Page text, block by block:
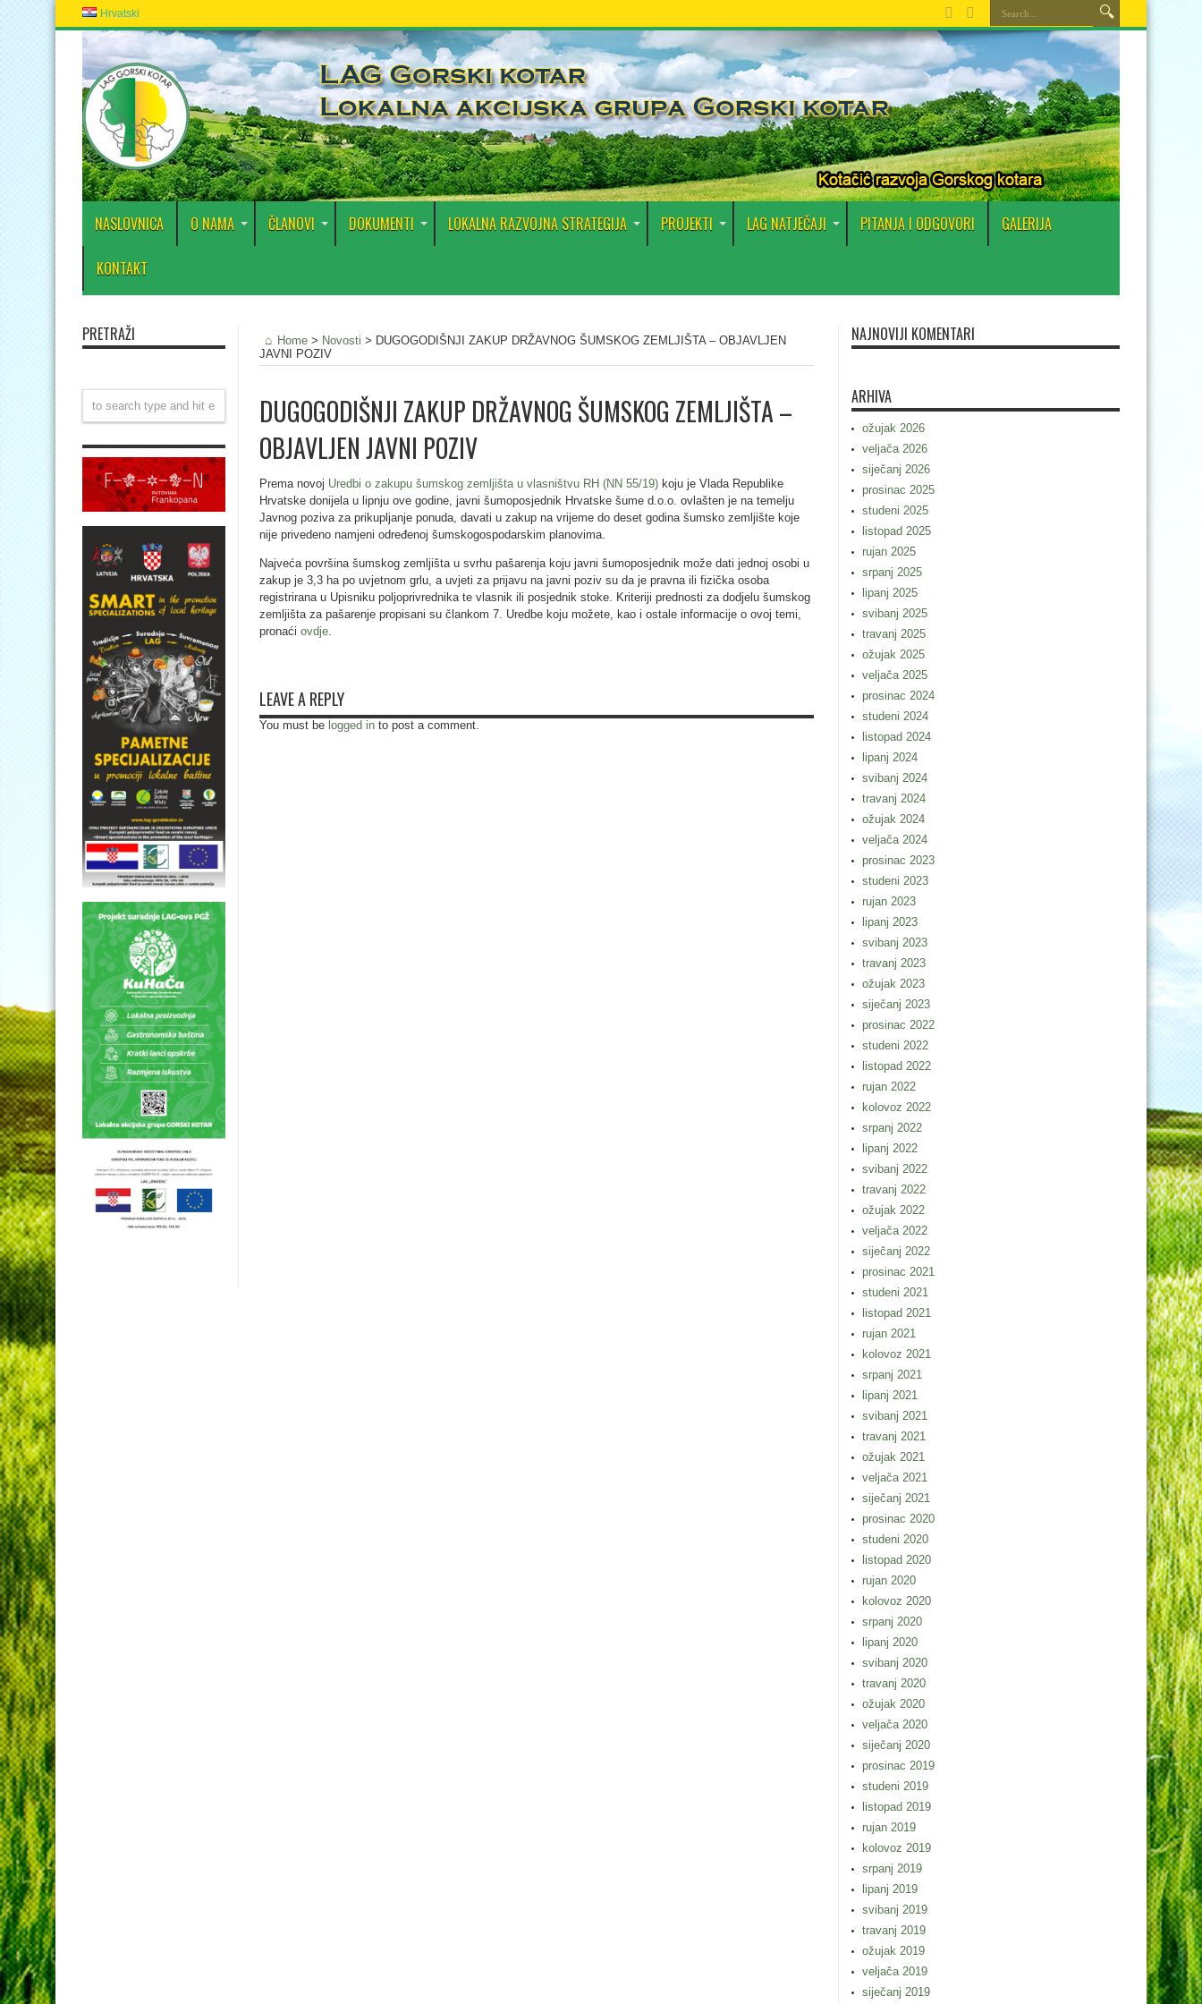
Hrvatski
NASLOVNICA O NAMA ČLANOVI DOKUMENTI LOKALNA RAZVOJNA STRATEGIJA PROJEKTI LAG NATJEČAJI PITANJA I ODGOVORI GALERIJA
KONTAKT
Home > Novosti > DUGOGODIŠNJI ZAKUP DRŽAVNOG ŠUMSKOG ZEMLJIŠTA – OBJAVLJEN
JAVNI POZIV
DUGOGODIŠNJI ZAKUP DRŽAVNOG ŠUMSKOG ZEMLJIŠTA –
OBJAVLJEN JAVNI POZIV
Prema novoj Uredbi o zakupu šumskog zemljišta u vlasništvu RH (NN 55/19) koju je Vlada Republike
Hrvatske donijela u lipnju ove godine, javni šumoposjednik Hrvatske šume d.o.o. ovlašten je na temelju
Javnog poziva za prikupljanje ponuda, davati u zakup na vrijeme do deset godina šumsko zemljište koje
nije privedeno namjeni određenoj šumskogospodarskim planovima.
Najveća površina šumskog zemljišta u svrhu pašarenja koju javni šumoposjednik može dati jednoj osobi u
zakup je 3,3 ha po uvjetnom grlu, a uvjeti za prijavu na javni poziv su da je pravna ili fizička osoba
registrirana u Upisniku poljoprivrednika te vlasnik ili posjednik stoke. Kriteriji prednosti za dodjelu šumskog
zemljišta za pašarenje propisani su člankom 7. Uredbe koju možete, kao i ostale informacije o ovoj temi,
pronaći ovdje.
LEAVE A REPLY
You must be logged in to post a comment.
PRETRAŽI NAJNOVIJI KOMENTARI
ARHIVA
ožujak 2026
veljača 2026
siječanj 2026
prosinac 2025
studeni 2025
listopad 2025
rujan 2025
srpanj 2025
lipanj 2025
svibanj 2025
travanj 2025
ožujak 2025
veljača 2025
prosinac 2024
studeni 2024
listopad 2024
lipanj 2024
svibanj 2024
travanj 2024
ožujak 2024
veljača 2024
prosinac 2023
studeni 2023
rujan 2023
lipanj 2023
svibanj 2023
travanj 2023
ožujak 2023
siječanj 2023
prosinac 2022
studeni 2022
listopad 2022
rujan 2022
kolovoz 2022
srpanj 2022
lipanj 2022
svibanj 2022
travanj 2022
ožujak 2022
veljača 2022
siječanj 2022
prosinac 2021
studeni 2021
listopad 2021
rujan 2021
kolovoz 2021
srpanj 2021
lipanj 2021
svibanj 2021
travanj 2021
ožujak 2021
veljača 2021
siječanj 2021
prosinac 2020
studeni 2020
listopad 2020
rujan 2020
kolovoz 2020
srpanj 2020
lipanj 2020
svibanj 2020
travanj 2020
ožujak 2020
veljača 2020
siječanj 2020
prosinac 2019
studeni 2019
listopad 2019
rujan 2019
kolovoz 2019
srpanj 2019
lipanj 2019
svibanj 2019
travanj 2019
ožujak 2019
veljača 2019
siječanj 2019